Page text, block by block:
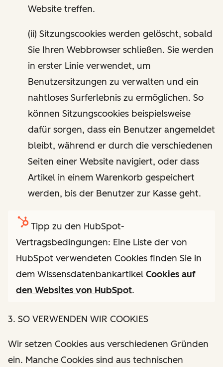
Website treffen.
(ii) Sitzungscookies werden gelöscht, sobald
Sie Ihren Webbrowser schließen. Sie werden
in erster Linie verwendet, um
Benutzersitzungen zu verwalten und ein
nahtloses Surferlebnis zu ermöglichen. So
können Sitzungscookies beispielsweise
dafür sorgen, dass ein Benutzer angemeldet
bleibt, während er durch die verschiedenen
Seiten einer Website navigiert, oder dass
Artikel in einem Warenkorb gespeichert
werden, bis der Benutzer zur Kasse geht.
Tipp zu den HubSpot-
Vertragsbedingungen: Eine Liste der von
HubSpot verwendeten Cookies finden Sie in
dem Wissensdatenbankartikel Cookies auf
den Websites von HubSpot.
3. SO VERWENDEN WIR COOKIES
Wir setzen Cookies aus verschiedenen Gründen
ein. Manche Cookies sind aus technischen